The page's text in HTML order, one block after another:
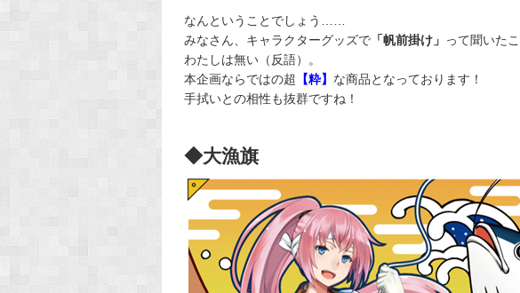
なんということでしょう……
みなさん、キャラクターグッズで 「帆前掛け」 って聞いた
わたしは無い（反語）。
本企画ならではの超
【粋】 な商品となっております！
手拭いとの相性も抜群ですね！
◆大漁旗